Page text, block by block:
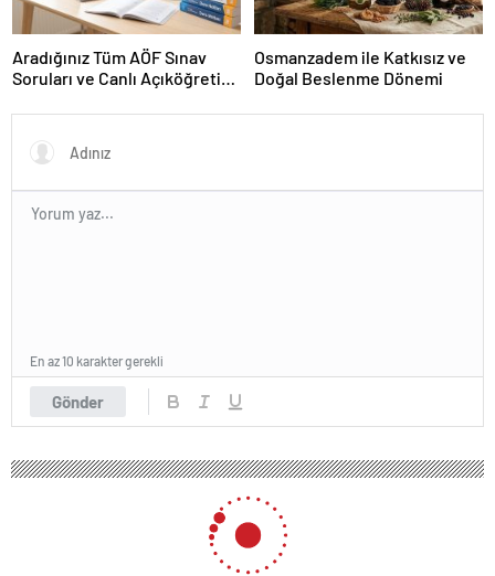
Aradığınız Tüm AÖF Sınav
Soruları ve Canlı Açıköğretim
Osmanzadem ile Katkısız ve
Doğal Beslenme Dönemi
Gönder
En az 10 karakter gerekli